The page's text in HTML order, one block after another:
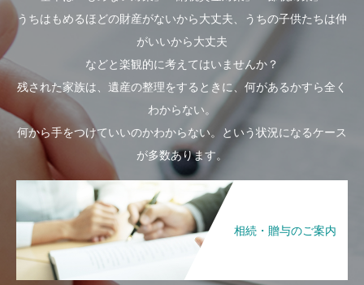
うちはもめるほどの財産がないから大丈夫、うちの子供たちは仲
がいいから大丈夫
などと楽観的に考えてはいませんか？
残された家族は、遺産の整理をするときに、何があるかすら全く
わからない。
何から手をつけていいのかわからない。という状況になるケース
が多数あります。
相続・贈与のご案内